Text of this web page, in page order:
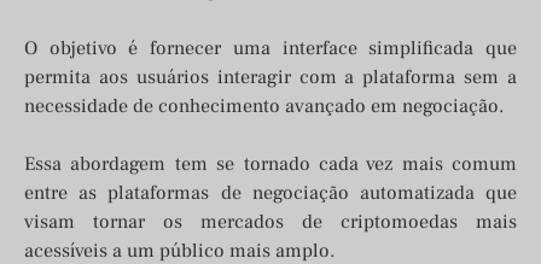
O objetivo é fornecer uma interface simplificada que
permita aos usuários interagir com a plataforma sem a
necessidade de conhecimento avançado em negociação.
Essa abordagem tem se tornado cada vez mais comum
entre as plataformas de negociação automatizada que
visam tornar os mercados de criptomoedas mais
acessíveis a um público mais amplo.